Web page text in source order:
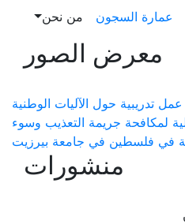
عمارة السجون
من نحن
معرض الصور
تدريبية حول الآليات الوطنية
لمكافحة جريمة التعذيب وسوء
في فلسطين في جامعة بيرزيت
منشورات